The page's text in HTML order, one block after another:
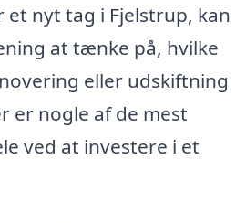
et nyt tag i Fjelstrup, kan
at tænke på, hvilke
eller udskiftning
er nogle af de mest
ved at investere i et